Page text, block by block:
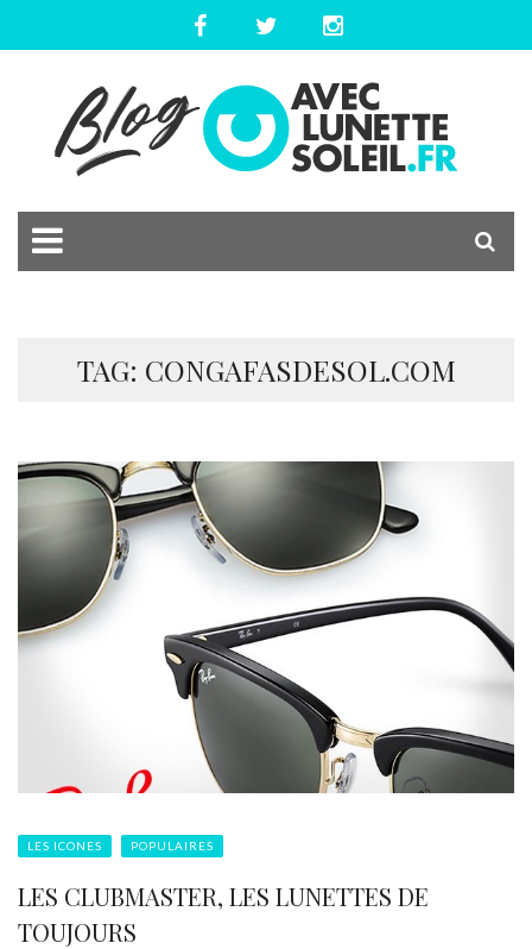
TAG: CONGAFASDESOL.COM
LES ICONES POPULAIRES
LES CLUBMASTER, LES LUNETTES DE
TOUJOURS